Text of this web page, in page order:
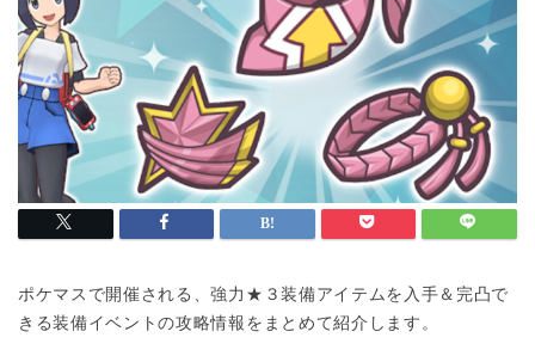
ポケマスで開催される、強力★３装備アイテムを入手＆完凸で
きる装備イベントの攻略情報をまとめて紹介します。